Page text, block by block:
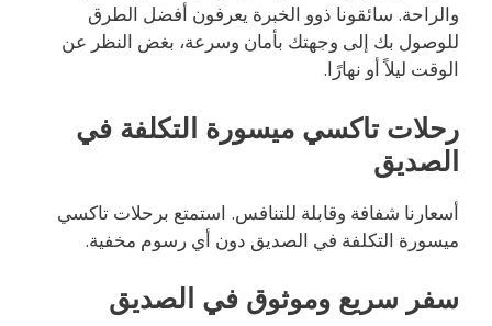
والراحة. سائقونا ذوو الخبرة يعرفون أفضل الطرق
للوصول بك إلى وجهتك بأمان وسرعة، بغض النظر عن
الوقت ليلاً أو نهارًا.
رحلات تاكسي ميسورة التكلفة في
الصديق
أسعارنا شفافة وقابلة للتنافس. استمتع برحلات تاكسي
ميسورة التكلفة في الصديق دون أي رسوم مخفية.
سفر سريع وموثوق في الصديق